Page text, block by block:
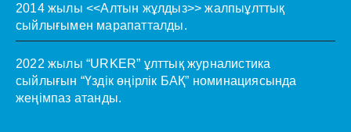
2014 жылы <<Алтын жұлдыз>> жалпыұлттық
сыйлығымен марапатталды.
2022 жылы “URKER” ұлттық журналистика
сыйлығын “Үздік өңірлік БАҚ” номинациясында
жеңімпаз атанды.